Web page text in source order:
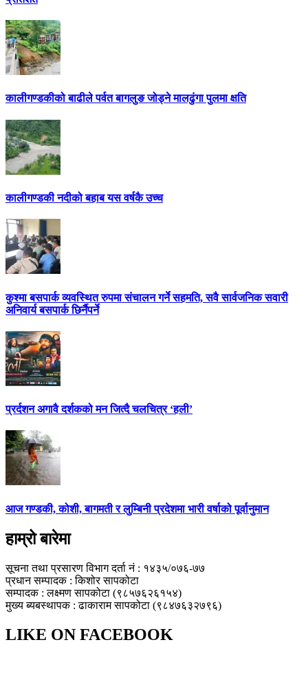
कालीगण्डकीको बाढीले पर्वत बागलुङ जोड्ने मालढुंगा पुलमा क्षति
कालीगण्डकी नदीको बहाब यस वर्षकै उच्च
कुश्मा बसपार्क व्यवस्थित रुपमा संचालन गर्ने सहमति, सवै सार्वजनिक सवारी
अनिवार्य बसपार्क छिर्नैपर्ने
प्रर्दशन अगावै दर्शकको मन जित्दै चलचित्र ‘हली’
आज गण्डकी, कोशी, बागमती र लुम्बिनी प्रदेशमा भारी वर्षाको पूर्वानुमान
हाम्रो बारेमा
सूचना तथा प्रसारण विभाग दर्ता नं : १४३५/०७६-७७
प्रधान सम्पादक : किशोर सापकोटा
सम्पादक : लक्ष्मण सापकोटा (९८५७६२६१५४)
मुख्य ब्यबस्थापक : ढाकाराम सापकोटा (९८४७६३२७९६)
LIKE ON FACEBOOK